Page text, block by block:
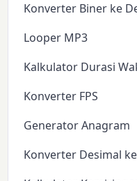
Konverter Biner ke
Looper MP3
Kalkulator Durasi
Konverter FPS
Generator Anagram
Konverter Desimal